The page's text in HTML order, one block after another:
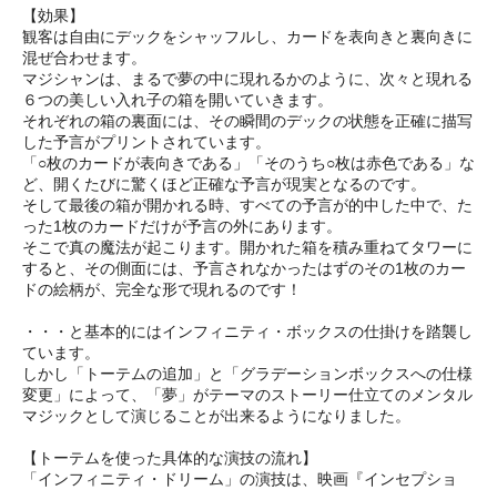
【効果】
観客は自由にデックをシャッフルし、カードを表向きと裏向きに
混ぜ合わせます。
マジシャンは、まるで夢の中に現れるかのように、次々と現れる
６つの美しい入れ子の箱を開いていきます。
それぞれの箱の裏面には、その瞬間のデックの状態を正確に描写
した予言がプリントされています。
「○枚のカードが表向きである」「そのうち○枚は赤色である」な
ど、開くたびに驚くほど正確な予言が現実となるのです。
そして最後の箱が開かれる時、すべての予言が的中した中で、た
った1枚のカードだけが予言の外にあります。
そこで真の魔法が起こります。開かれた箱を積み重ねてタワーに
すると、その側面には、予言されなかったはずのその1枚のカー
ドの絵柄が、完全な形で現れるのです！
・・・と基本的にはインフィニティ・ボックスの仕掛けを踏襲し
ています。
しかし「トーテムの追加」と「グラデーションボックスへの仕様
変更」によって、「夢」がテーマのストーリー仕立てのメンタル
マジックとして演じることが出来るようになりました。
【トーテムを使った具体的な演技の流れ】
「インフィニティ・ドリーム」の演技は、映画『インセプショ